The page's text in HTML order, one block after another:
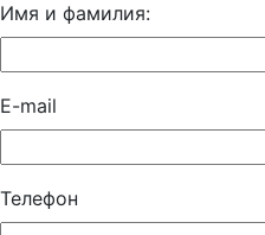
Имя и фамилия:
E-mail
Телефон